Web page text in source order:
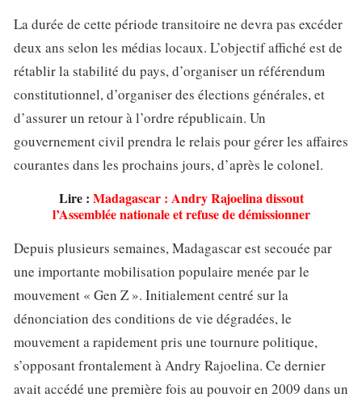
La durée de cette période transitoire ne devra pas excéder
deux ans selon les médias locaux. L’objectif affiché est de
rétablir la stabilité du pays, d’organiser un référendum
constitutionnel, d’organiser des élections générales, et
d’assurer un retour à l’ordre républicain. Un
gouvernement civil prendra le relais pour gérer les affaires
courantes dans les prochains jours, d’après le colonel.
Lire : Madagascar : Andry Rajoelina dissout
l’Assemblée nationale et refuse de démissionner
Depuis plusieurs semaines, Madagascar est secouée par
une importante mobilisation populaire menée par le
mouvement « Gen Z ». Initialement centré sur la
dénonciation des conditions de vie dégradées, le
mouvement a rapidement pris une tournure politique,
s’opposant frontalement à Andry Rajoelina. Ce dernier
avait accédé une première fois au pouvoir en 2009 dans un